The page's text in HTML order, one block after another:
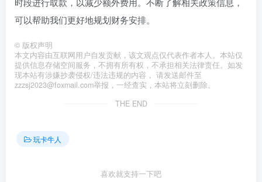
可以帮助我们更好地规划财务安排。
© 版权声明
本文内容由互联网用户自发贡献，该文观点仅代表作者本人。本站仅
提供信息存储空间服务，不拥有所有权，不承担相关法律责任。如发
现本站有涉嫌抄袭侵权/违法违规的内容， 请发送邮件至
zzzsj2023@foxmail.com举报，一经查实，本站将立刻删除。
THE END
玩卡牛人
喜欢就支持一下吧